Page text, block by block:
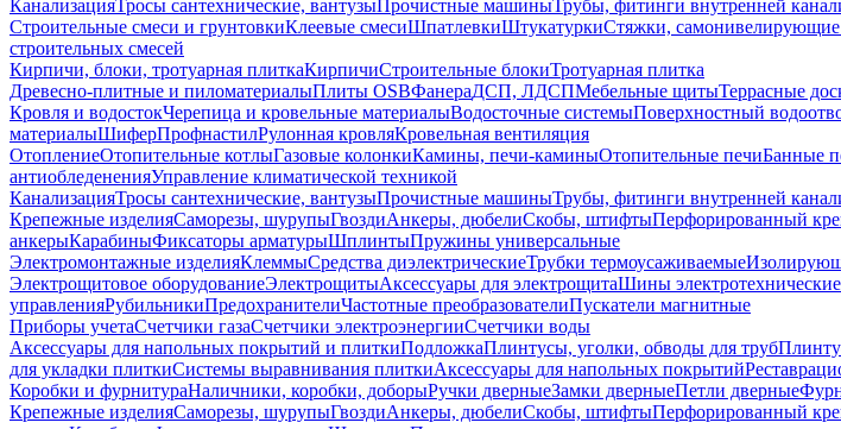
КанализацияТросы сантехнические, вантузыПрочистные машиныТрубы, фитинги внутренней
Строительные смеси и грунтовкиКлеевые смесиШпатлевкиШтукатуркиСтяжки, самонивелирующие
строительных смесей
Кирпичи, блоки, тротуарная плиткаКирпичиСтроительные блокиТротуарная плитка
Древесно-плитные и пиломатериалыПлиты OSBФанераДСП, ЛДСПМебельные щитыТеррасные
Кровля и водостокЧерепица и кровельные материалыВодосточные системыПоверхностный
материалыШиферПрофнастилРулонная кровляКровельная вентиляция
ОтоплениеОтопительные котлыГазовые колонкиКамины, печи-каминыОтопительные печиБанные
антиобледененияУправление климатической техникой
КанализацияТросы сантехнические, вантузыПрочистные машиныТрубы, фитинги внутренней
Крепежные изделияСаморезы, шурупыГвоздиАнкеры, дюбелиСкобы, штифтыПерфорированный
анкерыКарабиныФиксаторы арматурыШплинтыПружины универсальные
Электромонтажные изделияКлеммыСредства диэлектрическиеТрубки термоусаживаемые
Электрощитовое оборудованиеЭлектрощитыАксессуары для электрощитаШины электротехнические
управленияРубильникиПредохранителиЧастотные преобразователиПускатели магнитные
Приборы учетаСчетчики газаСчетчики электроэнергииСчетчики воды
Аксессуары для напольных покрытий и плиткиПодложкаПлинтусы, уголки, обводы для труб
для укладки плиткиСистемы выравнивания плиткиАксессуары для напольных покрытий
Коробки и фурнитураНаличники, коробки, доборыРучки дверныеЗамки дверныеПетли дверные
Крепежные изделияСаморезы, шурупыГвоздиАнкеры, дюбелиСкобы, штифтыПерфорированный